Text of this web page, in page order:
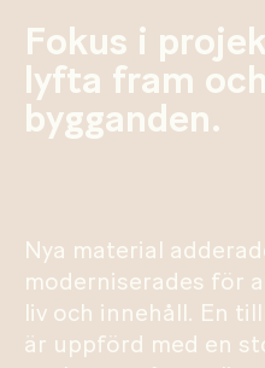
Fokus i
lyfta fram
bygganden.
Nya material
moderniserades för
liv och innehåll. En
är uppförd med en